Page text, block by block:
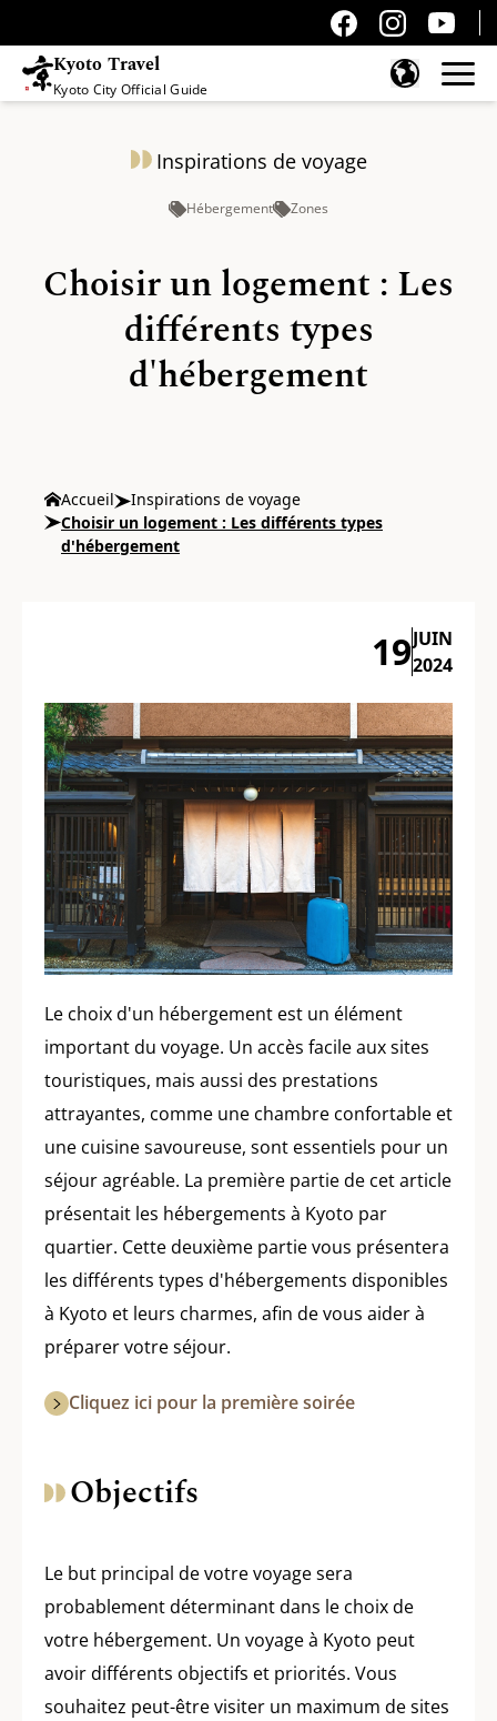
Kyoto Travel
Kyoto City Official Guide
Inspirations de voyage
Hébergement Zones
Choisir un logement : Les
différents types
d'hébergement
Accueil
Inspirations de voyage
Choisir un logement : Les différents types
d'hébergement
19JUIN
2024
Le choix d'un hébergement est un élément
important du voyage. Un accès facile aux sites
touristiques, mais aussi des prestations
attrayantes, comme une chambre confortable et
une cuisine savoureuse, sont essentiels pour un
séjour agréable. La première partie de cet article
présentait les hébergements à Kyoto par
quartier. Cette deuxième partie vous présentera
les différents types d'hébergements disponibles
à Kyoto et leurs charmes, afin de vous aider à
préparer votre séjour.
Cliquez ici pour la première soirée
Objectifs
Le but principal de votre voyage sera
probablement déterminant dans le choix de
votre hébergement. Un voyage à Kyoto peut
avoir différents objectifs et priorités. Vous
souhaitez peut-être visiter un maximum de sites